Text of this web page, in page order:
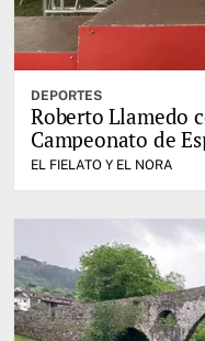
DEPORTES
Roberto Llamedo
Campeonato de
EL FIELATO Y EL NORA